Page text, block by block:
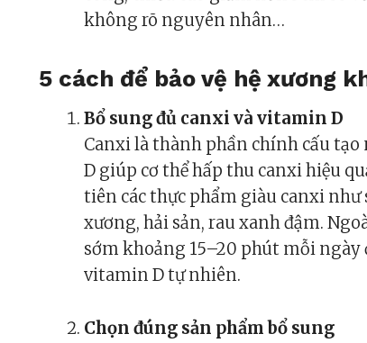
không rõ nguyên nhân…
5 cách để bảo vệ hệ xương
Bổ sung đủ canxi và vitamin D
Canxi là thành phần chính cấu
D giúp cơ thể hấp thu canxi hiệu
tiên các thực phẩm giàu canxi như
xương, hải sản, rau xanh đậm.
sớm khoảng 15–20 phút mỗi ngày
vitamin D tự nhiên.
Chọn đúng sản phẩm bổ sung